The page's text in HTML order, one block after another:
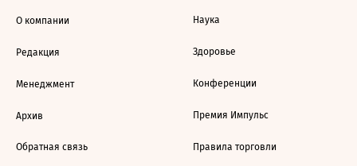
О компании
Редакция
Менеджмент
Архив
Обратная связь
Наука
Здоровье
Конференции
Премия Импульс
Правила торговли